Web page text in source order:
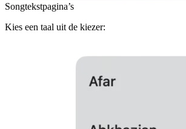
Songtekstpagina’s
Kies een taal uit de kiezer: